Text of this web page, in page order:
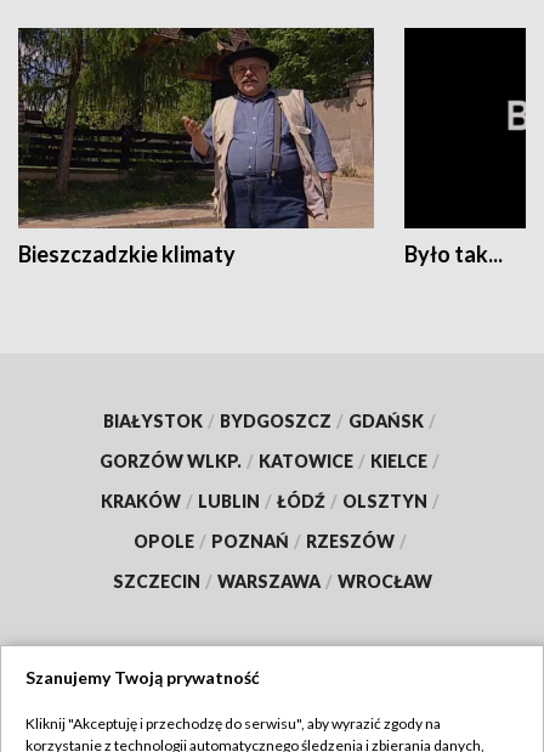
Bieszczadzkie klimaty Było tak...
BIAŁYSTOK / BYDGOSZCZ / GDAŃSK /
GORZÓW WLKP. / KATOWICE / KIELCE /
KRAKÓW / LUBLIN / ŁÓDŹ / OLSZTYN /
OPOLE / POZNAŃ / RZESZÓW /
SZCZECIN / WARSZAWA / WROCŁAW
Szanujemy Twoją prywatność
Kliknij "Akceptuję i przechodzę do serwisu", aby wyrazić zgody na
korzystanie z technologii automatycznego śledzenia i zbierania danych,